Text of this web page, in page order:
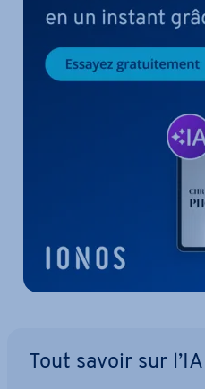
Tout savoir sur l’IA